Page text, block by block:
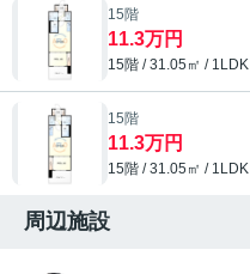
15階
11.3万円
15階 / 31.05㎡ / 1LDK
15階
11.3万円
15階 / 31.05㎡ / 1LDK
周辺施設